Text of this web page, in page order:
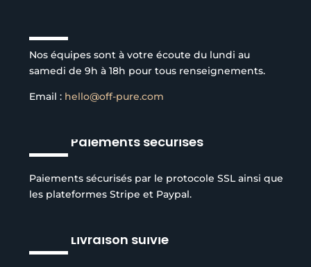
Nos équipes sont à votre écoute du lundi au
samedi de 9h à 18h pour tous renseignements.
Email : hello@off-pure.com
Paiements sécurisés
Paiements sécurisés par le protocole SSL ainsi que
les plateformes Stripe et Paypal.
Livraison suivie